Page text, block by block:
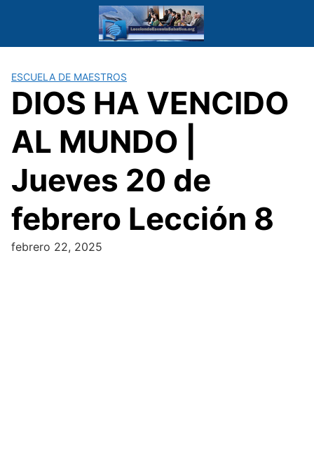
ESCUELA DE MAESTROS
DIOS HA VENCIDO
AL MUNDO |
Jueves 20 de
febrero Lección 8
febrero 22, 2025